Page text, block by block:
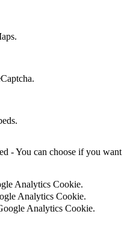
- You can choose if you want
Analytics Cookie.
Analytics Cookie.
Analytics Cookie.